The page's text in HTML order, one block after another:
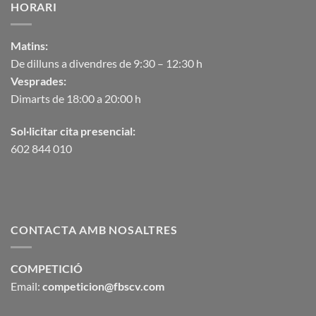
HORARI
Matins:
De dilluns a divendres de 9:30 – 12:30 h
Vesprades:
Dimarts de 18:00 a 20:00 h
Sol·licitar cita presencial:
602 844 010
CONTACTA AMB NOSALTRES
COMPETICIÓ
Email: competicion@fbscv.com